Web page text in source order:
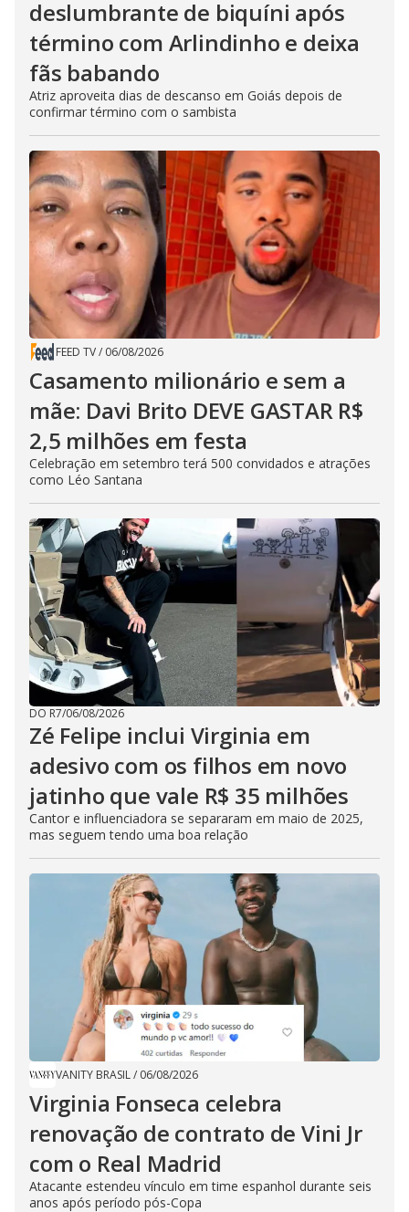
deslumbrante de biquíni após
término com Arlindinho e deixa
fãs babando
Atriz aproveita dias de descanso em Goiás depois de
confirmar término com o sambista
FEED TV/ 06/08/2026
Casamento milionário e sem a
mãe: Davi Brito DEVE GASTAR R$
2,5 milhões em festa
Celebração em setembro terá 500 convidados e atrações
como Léo Santana
DO R7/06/08/2026
Zé Felipe inclui Virginia em
adesivo com os filhos em novo
jatinho que vale R$ 35 milhões
Cantor e influenciadora se separaram em maio de 2025,
mas seguem tendo uma boa relação
VANITY BRASIL/ 06/08/2026
Virginia Fonseca celebra
renovação de contrato de Vini Jr
com o Real Madrid
Atacante estendeu vínculo em time espanhol durante seis
anos após período pós-Copa